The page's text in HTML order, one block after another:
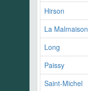
Hirson
La Malmaison
Long
Paissy
Saint-Michel